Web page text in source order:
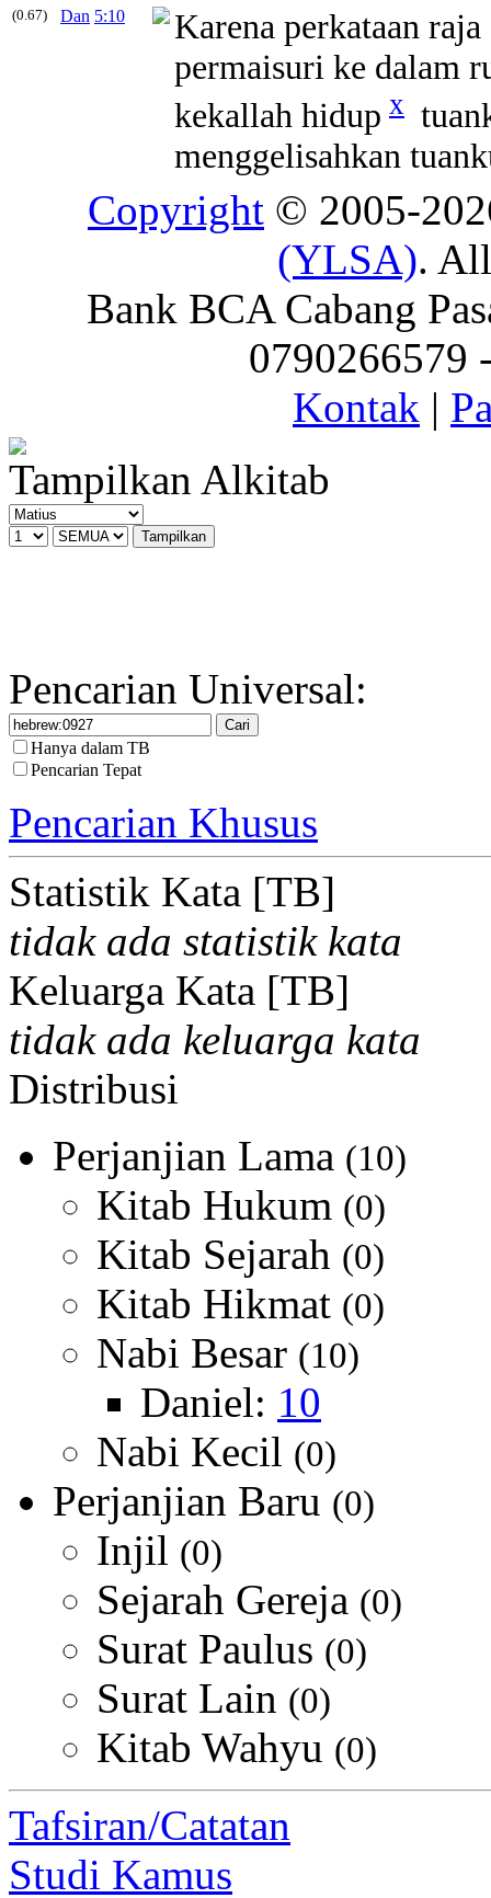
(0.67) Dan 5:10
Karena perkataan
permaisuri ke dalam
kekallah hidup x
menggelisahkan
Copyright © 2005-
(YLSA).
Bank BCA Cabang
0790266579
Kontak |
Tampilkan Alkitab
Pencarian Universal:
Hanya dalam TB
Pencarian Tepat
Pencarian Khusus
Statistik Kata [TB]
tidak ada statistik kata
Keluarga Kata [TB]
tidak ada keluarga kata
Distribusi
Perjanjian Lama (10)
Kitab Hukum (0)
Kitab Sejarah (0)
Kitab Hikmat (0)
Nabi Besar (10)
Daniel: 10
Nabi Kecil (0)
Perjanjian Baru (0)
Injil (0)
Sejarah Gereja (0)
Surat Paulus (0)
Surat Lain (0)
Kitab Wahyu (0)
Tafsiran/Catatan
Studi Kamus